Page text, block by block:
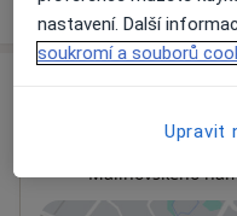
Malinovského
nastavení. Další
soukromí a souborů
Upravit